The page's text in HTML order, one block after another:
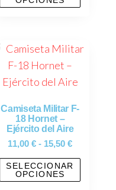
Camiseta Militar F-
18 Hornet –
Ejército del Aire
11,00€ - 15,50€
SELECCIONAR
OPCIONES